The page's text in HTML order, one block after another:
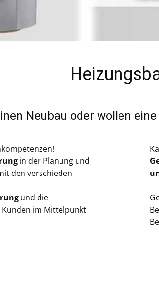
Neubau oder wollen
in der Planung und
den verschieden
und die
Kunden im Mittelpunkt